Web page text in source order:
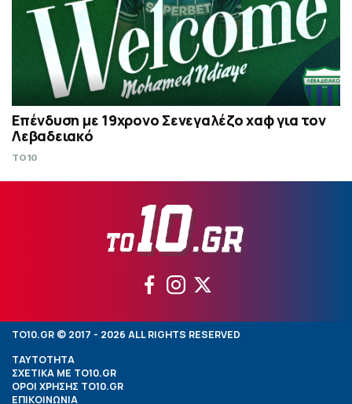
Επένδυση με 19χρονο Σενεγαλέζο χαφ για τον
Λεβαδειακό
TO10
TO10.GR © 2017 - 2026 ALL RIGHTS RESERVED
ΤΑΥΤΟΤΗΤΑ
ΣΧΕΤΙΚΑ ΜΕ TO10.GR
ΟΡΟΙ ΧΡΗΣΗΣ TO10.GR
ΕΠΙΚΟΙΝΩΝΙΑ